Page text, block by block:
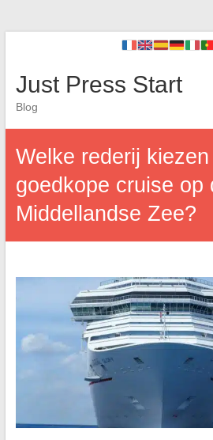
Just Press Start
Blog
Welke rederij
goedkope cruise op
Middellandse Zee?